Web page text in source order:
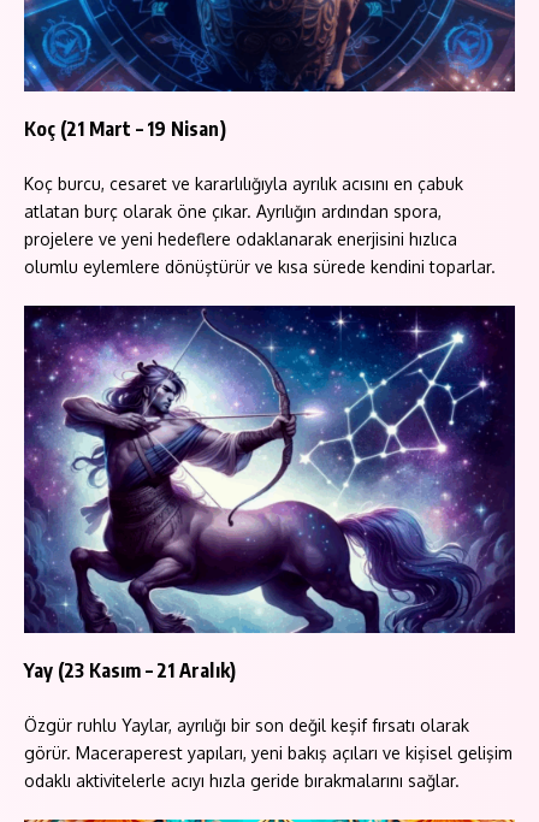
Koç (21 Mart – 19 Nisan)
Koç burcu, cesaret ve kararlılığıyla ayrılık acısını en çabuk
atlatan burç olarak öne çıkar. Ayrılığın ardından spora,
projelere ve yeni hedeflere odaklanarak enerjisini hızlıca
olumlu eylemlere dönüştürür ve kısa sürede kendini toparlar.
Yay (23 Kasım – 21 Aralık)
Özgür ruhlu Yaylar, ayrılığı bir son değil keşif fırsatı olarak
görür. Maceraperest yapıları, yeni bakış açıları ve kişisel gelişim
odaklı aktivitelerle acıyı hızla geride bırakmalarını sağlar.